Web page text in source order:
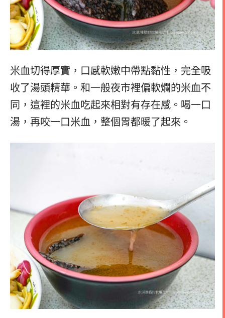
米血切得厚實，口感軟嫩中帶點黏性，完全吸
收了湯頭精華。和一般夜市裡偏軟爛的米血不
同，這裡的米血吃起來相對有存在感。喝一口
湯，再咬一口米血，整個胃都暖了起來。